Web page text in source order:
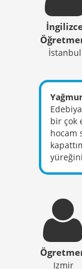
inkar
razı
sevirdi ,
sonsuz
İstanbul
Yağmur
bir çok
hocam
Izmir